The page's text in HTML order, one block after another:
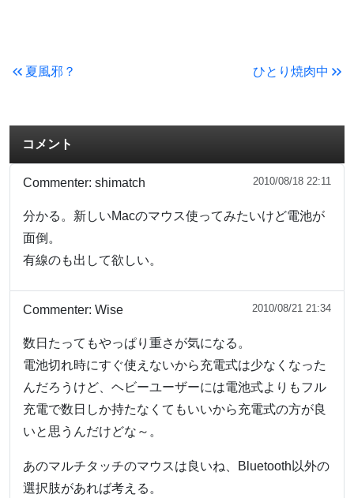
夏風邪？ ひとり焼肉中
コメント
Commenter: shimatch 2010/08/18 22:11
分かる。新しいMacのマウス使ってみたいけど電池が
面倒。
有線のも出して欲しい。
Commenter: Wise 2010/08/21 21:34
数日たってもやっぱり重さが気になる。
電池切れ時にすぐ使えないから充電式は少なくなった
んだろうけど、ヘビーユーザーには電池式よりもフル
充電で数日しか持たなくてもいいから充電式の方が良
いと思うんだけどな～。
あのマルチタッチのマウスは良いね、Bluetooth以外の
選択肢があれば考える。